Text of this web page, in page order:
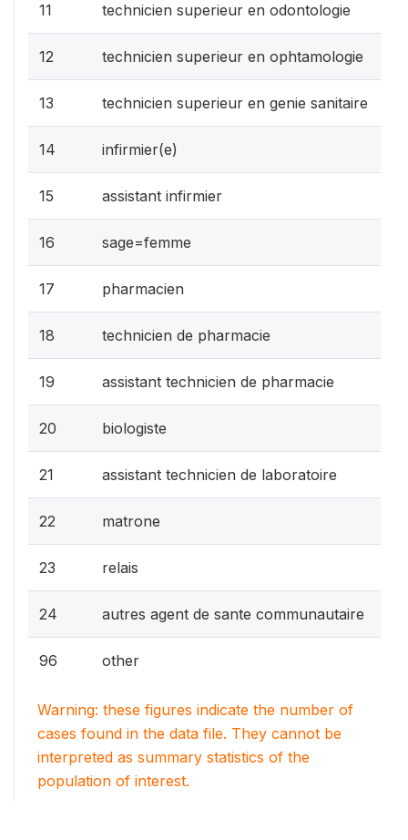
11 technicien superieur en odontologie
12 technicien superieur en ophtamologie
13 technicien superieur en genie sanitaire
14 infirmier(e)
15 assistant infirmier
16 sage=femme
17 pharmacien
18 technicien de pharmacie
19 assistant technicien de pharmacie
20 biologiste
21 assistant technicien de laboratoire
22 matrone
23 relais
24 autres agent de sante communautaire
96 other
Warning: these figures indicate the number of
cases found in the data file. They cannot be
interpreted as summary statistics of the
population of interest.